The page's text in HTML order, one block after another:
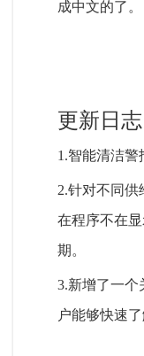
成中文的了。
更新日志
1.智能清洁警
2.针对不同
在程序不在
期。
3.新增了一个
户能够快速了